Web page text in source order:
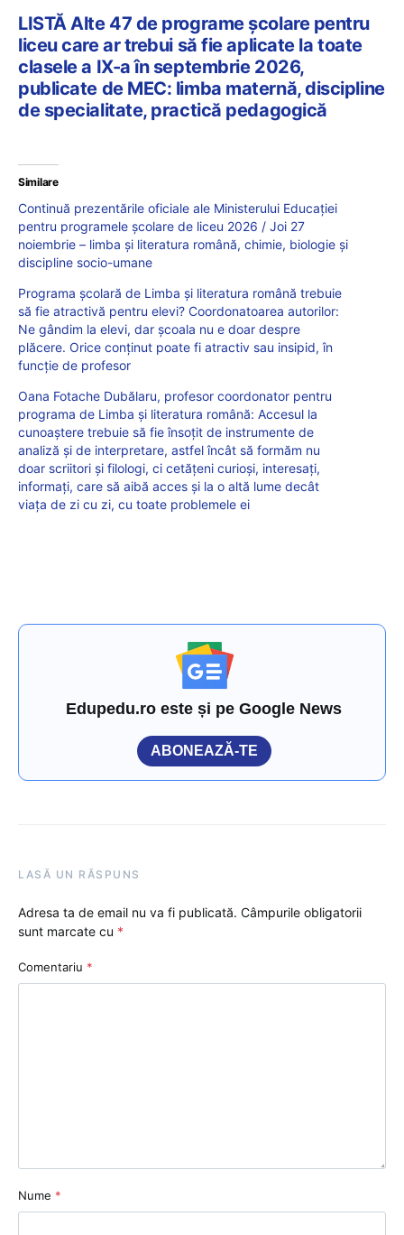
LISTĂ Alte 47 de programe școlare pentru
liceu care ar trebui să fie aplicate la toate
clasele a IX-a în septembrie 2026,
publicate de MEC: limba maternă, discipline
de specialitate, practică pedagogică
Similare
Continuă prezentările oficiale ale Ministerului Educației
pentru programele școlare de liceu 2026 / Joi 27
noiembrie – limba și literatura română, chimie, biologie și
discipline socio-umane
Programa școlară de Limba și literatura română trebuie
să fie atractivă pentru elevi? Coordonatoarea autorilor:
Ne gândim la elevi, dar școala nu e doar despre
plăcere. Orice conținut poate fi atractiv sau insipid, în
funcție de profesor
Oana Fotache Dubălaru, profesor coordonator pentru
programa de Limba și literatura română: Accesul la
cunoaștere trebuie să fie însoțit de instrumente de
analiză și de interpretare, astfel încât să formăm nu
doar scriitori și filologi, ci cetățeni curioși, interesați,
informați, care să aibă acces și la o altă lume decât
viața de zi cu zi, cu toate problemele ei
Edupedu.ro este și pe Google News
ABONEAZĂ-TE
LASĂ UN RĂSPUNS
Adresa ta de email nu va fi publicată. Câmpurile obligatorii
sunt marcate cu *
Comentariu *
Nume *